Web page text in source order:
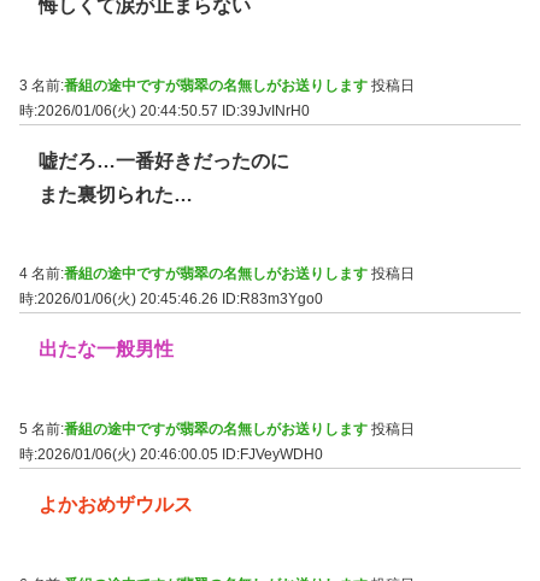
悔しくて涙が止まらない
3 名前:番組の途中ですが翡翠の名無しがお送りします 投稿日
時:2026/01/06(火) 20:44:50.57 ID:39JvINrH0
嘘だろ…一番好きだったのに
また裏切られた…
4 名前:番組の途中ですが翡翠の名無しがお送りします 投稿日
時:2026/01/06(火) 20:45:46.26
ID:R83m3Ygo0
出たな一般男性
5 名前:番組の途中ですが翡翠の名無しがお送りします 投稿日
時:2026/01/06(火) 20:46:00.05
ID:FJVeyWDH0
よかおめザウルス